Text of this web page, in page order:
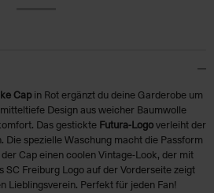
Capin Rot ergänzt du deine Garderobe um
Design aus weicher Baumwolle
Das gestickte Futura-Logoverleiht der
Die spezielle Waschung macht die Passform
Cap einen coolen Vintage-Look, der mit
SC Freiburg Logo auf der Vorderseite zeigt
Lieblingsverein. Perfekt für jeden Fan!